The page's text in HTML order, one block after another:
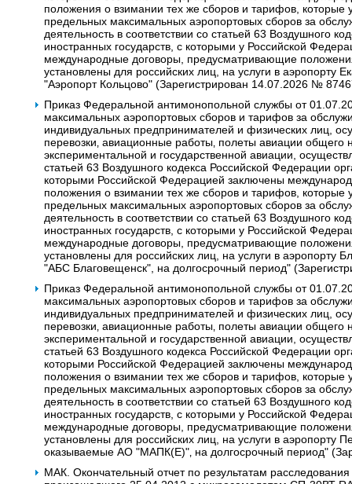
положения о взимании тех же сборов и тарифов, которые
предельных максимальных аэропортовых сборов за
деятельность в соответствии со статьей 63 Воздушного
иностранных государств, с которыми у Российской
международные договоры, предусматривающие
установлены для российских лиц, на услуги в аэропорту
"Аэропорт Кольцово" (Зарегистрирован 14.07.2026 №
Приказ Федеральной антимонопольной службы от
максимальных аэропортовых сборов и тарифов за
индивидуальных предпринимателей и физических лиц,
перевозки‚ авиационные работы‚ полеты авиации общего
экспериментальной и государственной авиации,
статьей 63 Воздушного кодекса Российской Федерации
которыми Российской Федерацией заключены
положения о взимании тех же сборов и тарифов, которые
предельных максимальных аэропортовых сборов за
деятельность в соответствии со статьей 63 Воздушного
иностранных государств, с которыми у Российской
международные договоры, предусматривающие
установлены для российских лиц, на услуги в
"АБС Благовещенск", на долгосрочный период"
Приказ Федеральной антимонопольной службы от
максимальных аэропортовых сборов и тарифов за
индивидуальных предпринимателей и физических лиц,
перевозки‚ авиационные работы‚ полеты авиации общего
экспериментальной и государственной авиации,
статьей 63 Воздушного кодекса Российской Федерации
которыми Российской Федерацией заключены
положения о взимании тех же сборов и тарифов, которые
предельных максимальных аэропортовых сборов за
деятельность в соответствии со статьей 63 Воздушного
иностранных государств, с которыми у Российской
международные договоры, предусматривающие
установлены для российских лиц, на услуги в аэропорту
оказываемые АО "МАПК(Е)"‚ на долгосрочный период"
МАК. Окончательный отчет по результатам